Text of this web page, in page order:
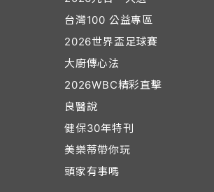
台灣100 公益專區
2026世界盃足球賽
大廚傳心法
2026WBC精彩直擊
良醫說
健保30年特刊
美樂蒂帶你玩
頭家有事嗎